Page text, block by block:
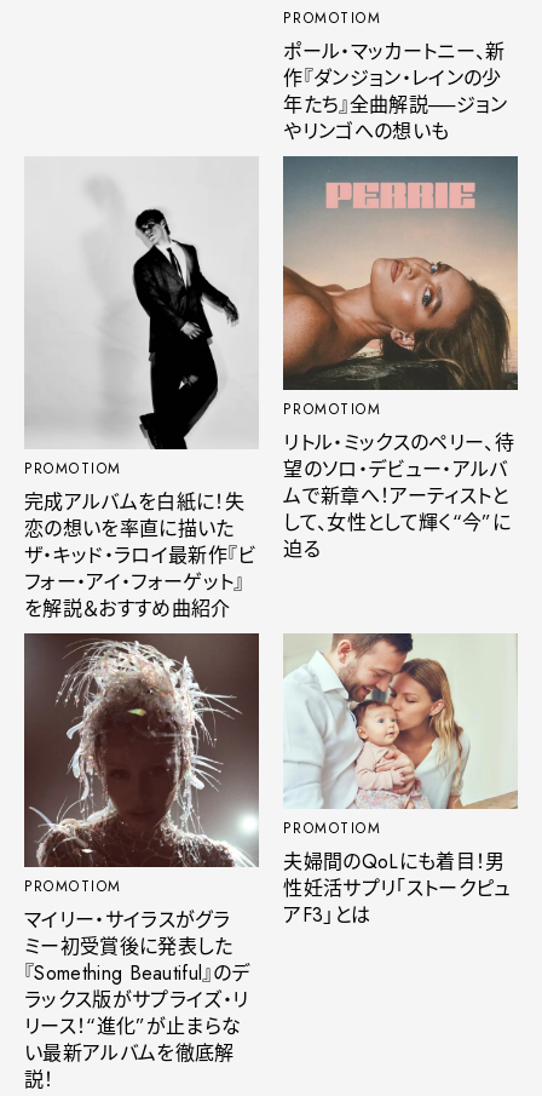
PROMOTIOM
ポール・マッカートニー、新
作『ダンジョン・レインの少
年たち』全曲解説──ジョン
やリンゴへの想いも
PROMOTIOM
完成アルバムを白紙に！失
恋の想いを率直に描いた
ザ・キッド・ラロイ最新作『ビ
フォー・アイ・フォーゲット』
を解説＆おすすめ曲紹介
PROMOTIOM
リトル・ミックスのペリー、待
望のソロ・デビュー・アルバ
ムで新章へ！アーティストと
して、女性として輝く“今”に
迫る
PROMOTIOM
マイリー・サイラスがグラ
ミー初受賞後に発表した
『Something Beautiful』のデ
ラックス版がサプライズ・リ
リース！“進化”が止まらな
い最新アルバムを徹底解
説！
PROMOTIOM
夫婦間のQoLにも着目！男
性妊活サプリ「ストークピュ
アF3」とは